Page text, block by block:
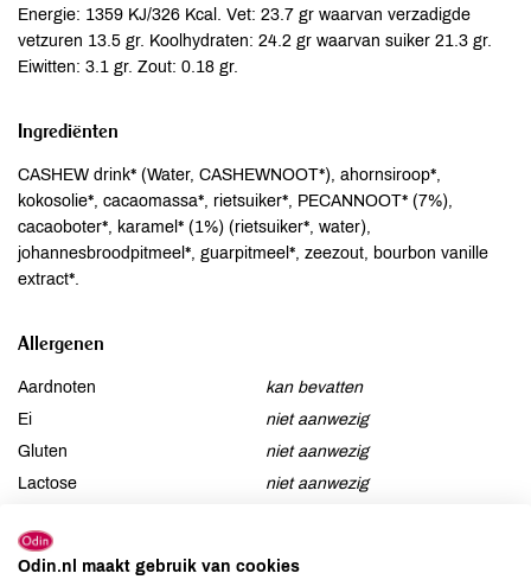
Energie: 1359 KJ/326 Kcal. Vet: 23.7 gr waarvan verzadigde
vetzuren 13.5 gr. Koolhydraten: 24.2 gr waarvan suiker 21.3 gr.
Eiwitten: 3.1 gr. Zout: 0.18 gr.
Ingrediënten
CASHEW drink* (Water, CASHEWNOOT*), ahornsiroop*,
kokosolie*, cacaomassa*, rietsuiker*, PECANNOOT* (7%),
cacaoboter*, karamel* (1%) (rietsuiker*, water),
johannesbroodpitmeel*, guarpitmeel*, zeezout, bourbon vanille
extract*.
Allergenen
Aardnoten
kan bevatten
Ei
niet aanwezig
Gluten
niet aanwezig
Lactose
niet aanwezig
Mosterd
Odin.nl maakt gebruik van cookies